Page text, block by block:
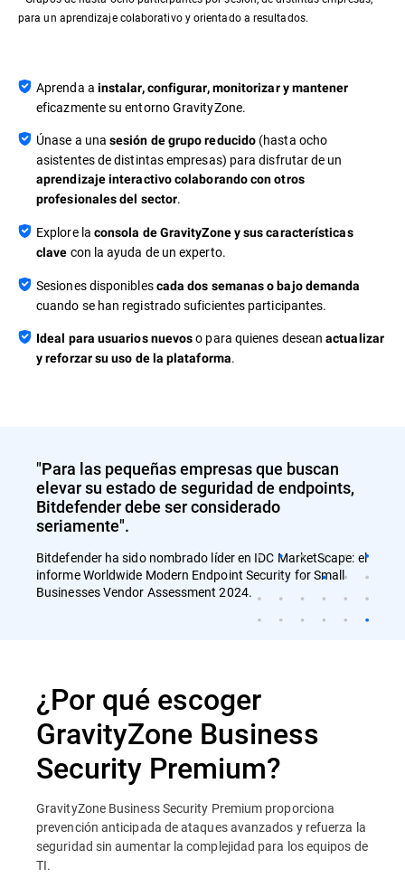
para un aprendizaje colaborativo y orientado a resultados.
Aprenda a instalar, configurar, monitorizar y mantener
eficazmente su entorno GravityZone.
Únase a unasesión de grupo reducido (hasta ocho
asistentes de distintas empresas) para disfrutar de un
aprendizaje interactivo colaborando con otros
profesionales del sector.
Explore la consola de GravityZone y sus características
clave con la ayuda de un experto.
Sesiones disponiblescada dos semanas o bajo demanda
cuando se han registrado suficientes participantes.
Ideal para usuarios nuevoso para quienes deseanactualizar
y reforzar su uso de la plataforma.
"Para las pequeñas empresas que buscan
elevar su estado de seguridad de endpoints,
Bitdefender debe ser considerado
seriamente".
Bitdefender ha sido nombrado líder en IDC MarketScape: el
informe Worldwide Modern Endpoint Security for Small
Businesses Vendor Assessment 2024.
¿Por qué escoger
GravityZone Business
Security Premium?
GravityZone Business Security Premium proporciona
prevención anticipada de ataques avanzados y refuerza la
seguridad sin aumentar la complejidad para los equipos de
TI.